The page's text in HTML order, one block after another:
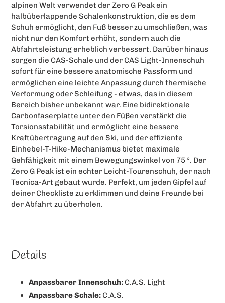
alpinen Welt verwendet der Zero G Peak ein
halbüberlappende Schalenkonstruktion, die es dem
Schuh ermöglicht, den Fuß besser zu umschließen, was
nicht nur den Komfort erhöht, sondern auch die
Abfahrtsleistung erheblich verbessert. Darüber hinaus
sorgen die CAS-Schale und der CAS Light-Innenschuh
sofort für eine bessere anatomische Passform und
ermöglichen eine leichte Anpassung durch thermische
Verformung oder Schleifung - etwas, das in diesem
Bereich bisher unbekannt war. Eine bidirektionale
Carbonfaserplatte unter den Füßen verstärkt die
Torsionsstabilität und ermöglicht eine bessere
Kraftübertragung auf den Ski, und der effiziente
Einhebel-T-Hike-Mechanismus bietet maximale
Gehfähigkeit mit einem Bewegungswinkel von 75 °. Der
Zero G Peak ist ein echter Leicht-Tourenschuh, der nach
Tecnica-Art gebaut wurde. Perfekt, um jeden Gipfel auf
deiner Checkliste zu erklimmen und deine Freunde bei
der Abfahrt zu überholen.
Details
Anpassbarer Innenschuh: C.A.S. Light
Anpassbare Schale: C.A.S.